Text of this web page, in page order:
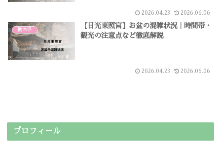
2026.04.23 2026.06.06
栃木県
【日光東照宮】お盆の混雑状況｜時間帯・
観光の注意点など徹底解説
2026.04.23 2026.06.06
プロフィール